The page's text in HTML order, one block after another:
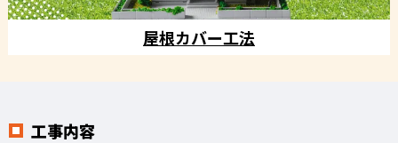
屋根カバー工法
工事内容